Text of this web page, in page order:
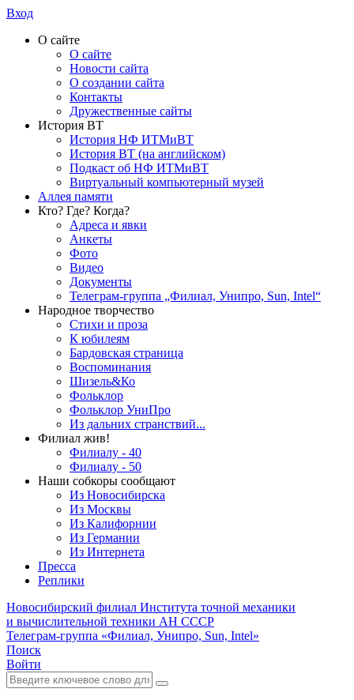
Вход
О сайте
О сайте
Новости сайта
О создании сайта
Контакты
Дружественные сайты
История ВТ
История НФ ИТМиВТ
История ВТ (на английском)
Подкаст об НФ ИТМиВТ
Виртуальный компьютерный музей
Аллея памяти
Кто? Где? Когда?
Адреса и явки
Анкеты
Фото
Видео
Документы
Телеграм-группа „Филиал, Унипро, Sun, Intel“
Народное творчество
Стихи и проза
К юбилеям
Бардовская страница
Воспоминания
Шизель&Ко
Фольклор
Фольклор УниПро
Из дальних странствий...
Филиал жив!
Филиалу - 40
Филиалу - 50
Наши собкоры сообщают
Из Новосибирска
Из Москвы
Из Калифорнии
Из Германии
Из Интернета
Пресса
Реплики
Новосибирский филиал Института точной механики
и вычислительной техники АН СССР
Телеграм-группа «Филиал, Унипро, Sun, Intel»
Поиск
Войти